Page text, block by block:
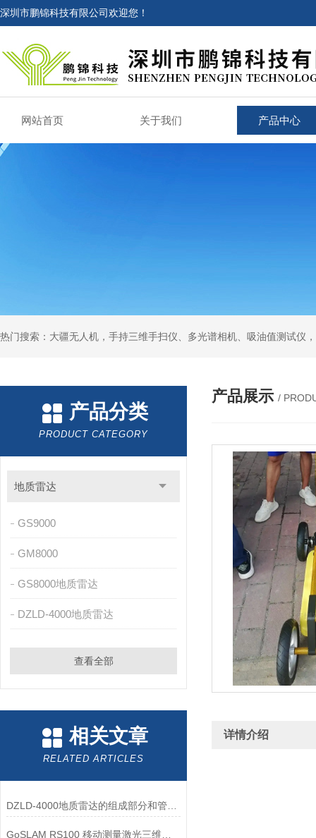
深圳市鹏锦科技有限公司欢迎您！
网站首页 关于我们 产品中心
热门搜索：大疆无人机，手持三维手扫仪、多光谱相机、吸油值测试仪
产品分类
PRODUCT CATEGORY
地质雷达
GS9000
GM8000
GS8000地质雷达
DZLD-4000地质雷达
查看全部
相关文章
RELATED ARTICLES
产品展示 /
详情介绍